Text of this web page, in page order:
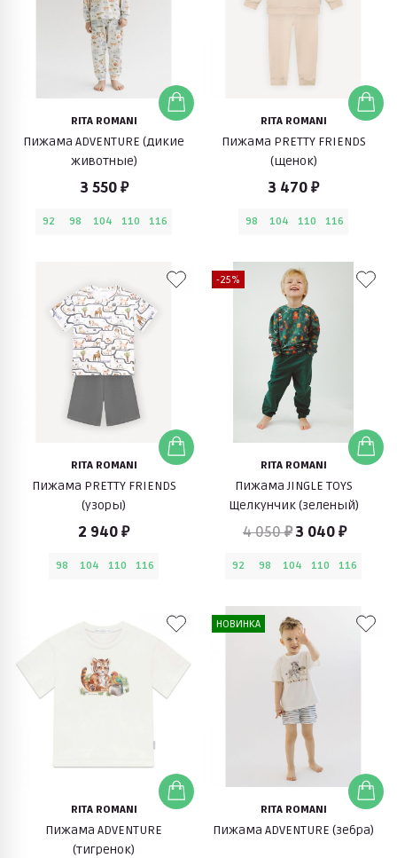
RITA ROMANI
Пижама ADVENTURE (дикие
животные)
3 550 ₽
92 98 104 110 116
RITA ROMANI
Пижама PRETTY FRIENDS
(щенок)
3 470 ₽
98 104 110 116
RITA ROMANI
Пижама PRETTY FRIENDS
(узоры)
2 940 ₽
98 104 110 116
-25%
RITA ROMANI
Пижама JINGLE TOYS
Щелкунчик (зеленый)
4 050 ₽3 040 ₽
92 98 104 110 116
RITA ROMANI
Пижама ADVENTURE
(тигренок)
НОВИНКА
RITA ROMANI
Пижама ADVENTURE (зебра)